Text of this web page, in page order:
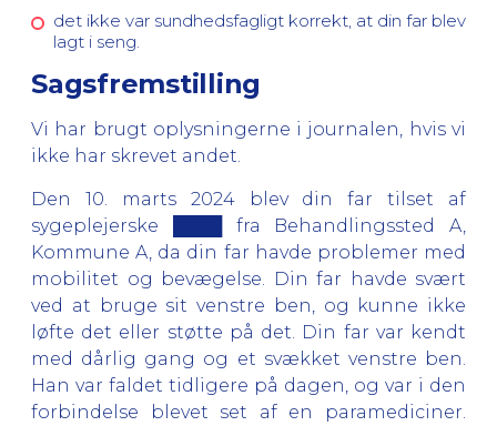
det ikke var sundhedsfagligt korrekt, at din far blev
lagt i seng.
Sagsfremstilling
Vi har brugt oplysningerne i journalen, hvis vi
ikke har skrevet andet.
Den 10. marts 2024 blev din far tilset af
sygeplejerske ████ fra Behandlingssted A,
Kommune A, da din far havde problemer med
mobilitet og bevægelse. Din far havde svært
ved at bruge sit venstre ben, og kunne ikke
løfte det eller støtte på det. Din far var kendt
med dårlig gang og et svækket venstre ben.
Han var faldet tidligere på dagen, og var i den
forbindelse blevet set af en paramediciner.